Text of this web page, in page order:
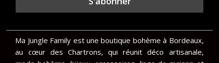
Ma Jungle Family est une boutique bohème à Bordeaux,
au cœur des Chartrons, qui réunit déco artisanale,